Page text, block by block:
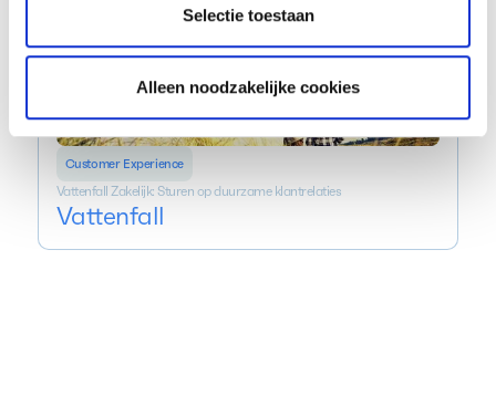
Selectie toestaan
Alleen noodzakelijke cookies
Customer Experience
Vattenfall Zakelijk: Sturen op duurzame klantrelaties
Vattenfall